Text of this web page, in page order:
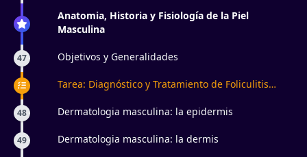
Anatomia, Historia y Fisiología de la Piel
Masculina
47 Objetivos y Generalidades
Tarea: Diagnóstico y Tratamiento de Foliculitis
48 Dermatologia masculina: la epidermis
49 Dermatologia masculina: la dermis